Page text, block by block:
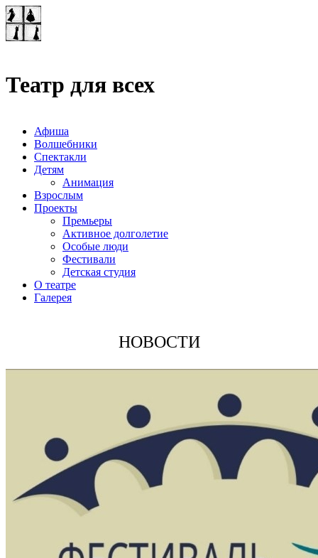
Театр для всех
Афиша
Волшебники
Спектакли
Детям
Анимация
Взрослым
Проекты
Премьеры
Активное долголетие
Особые люди
Фестивали
Детская студия
О театре
Галерея
НОВОСТИ